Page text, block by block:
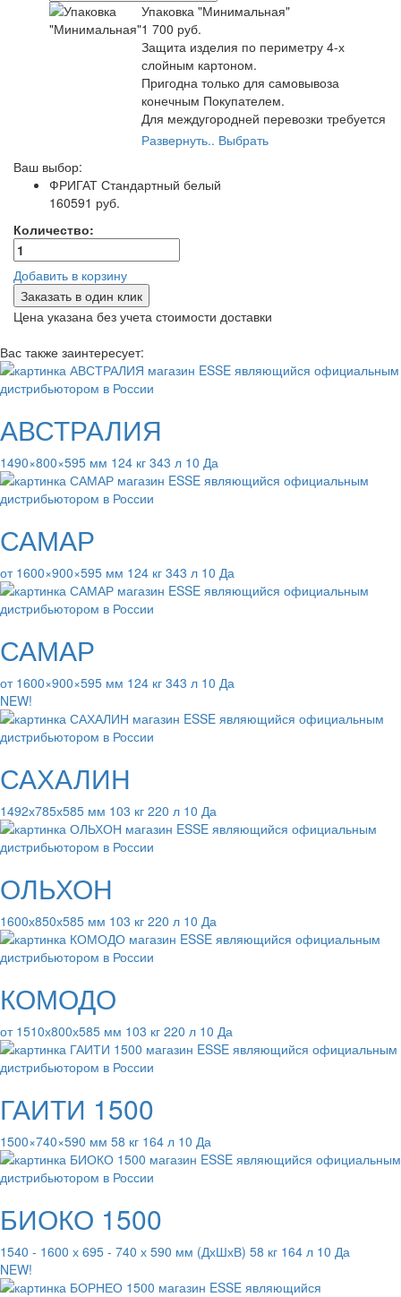
Упаковка "Минимальная"
1 700 руб.
Защита изделия по периметру 4-х
слойным картоном.
Пригодна только для самовывоза
конечным Покупателем.
Для междугородней перевозки требуется
полная упаковка от транспортной
компании.
Развернуть.. Выбрать
Ваш выбор:
ФРИГАТ Стандартный белый
160591 руб.
Количество:
Добавить в корзину
Заказать в один клик
Цена указана без учета стоимости доставки
Вас также заинтересует:
АВСТРАЛИЯ
1490×800×595 мм 124 кг 343 л 10 Да
САМАР
от 1600×900×595 мм 124 кг 343 л 10 Да
САМАР
от 1600×900×595 мм 124 кг 343 л 10 Да
NEW!
САХАЛИН
1492х785х585 мм 103 кг 220 л 10 Да
ОЛЬХОН
1600х850х585 мм 103 кг 220 л 10 Да
КОМОДО
от 1510х800х585 мм 103 кг 220 л 10 Да
ГАИТИ 1500
1500×740×590 мм 58 кг 164 л 10 Да
БИОКО 1500
1540 - 1600 х 695 - 740 х 590 мм (ДхШхВ) 58 кг 164 л 10 Да
NEW!